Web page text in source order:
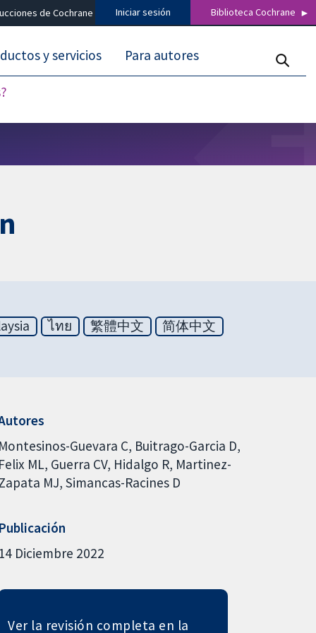
de Cochrane Iniciar sesión Biblioteca Cochrane
y servicios Para autores
ไทย 繁體中文
简体中文
Montesinos-Guevara C Buitrago-Garcia D
Felix ML Guerra CV Hidalgo R Martinez-
MJ Simancas-Racines D
Publicación
14 Diciembre 2022
Ver la revisión completa en la